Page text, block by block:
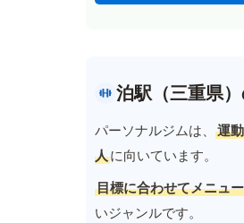
泊駅（三重県
パーソナルジムは、 運
人に向いています。
目標に合わせてメニュ
いジャンルです。